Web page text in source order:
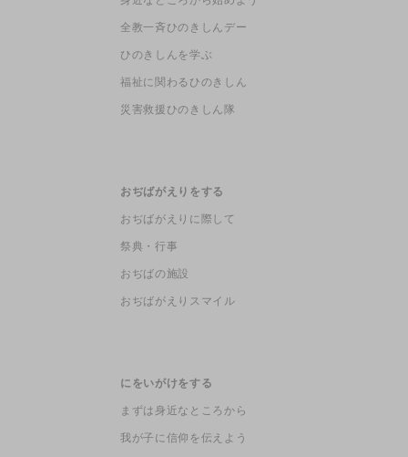
全教一斉ひのきしんデー
ひのきしんを学ぶ
福祉に関わるひのきしん
災害救援ひのきしん隊
おぢばがえりをする
おぢばがえりに際して
祭典・行事
おぢばの施設
おぢばがえりスマイル
にをいがけをする
まずは身近なところから
我が子に信仰を伝えよう